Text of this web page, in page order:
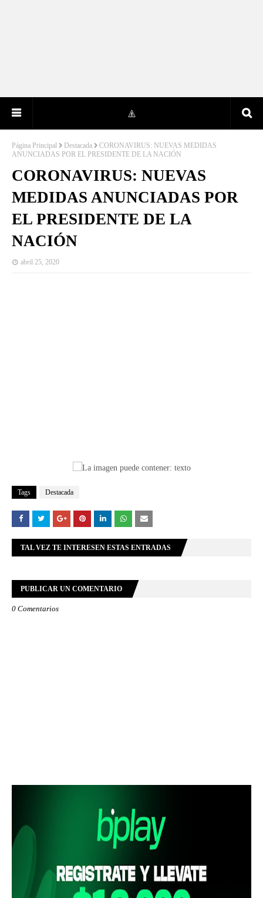
Página Principal Destacada
CORONAVIRUS: NUEVAS MEDIDAS
ANUNCIADAS POR EL PRESIDENTE DE LA NACIÓN
CORONAVIRUS: NUEVAS
MEDIDAS ANUNCIADAS POR
EL PRESIDENTE DE LA
NACIÓN
abril 25, 2020
Tags Destacada
TAL VEZ TE INTERESEN ESTAS ENTRADAS
PUBLICAR UN COMENTARIO
0 Comentarios